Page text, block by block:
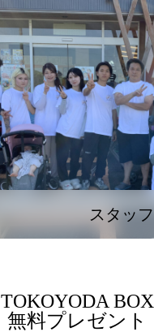
スタッフ
TOKOYODA BOX
無料プレゼント